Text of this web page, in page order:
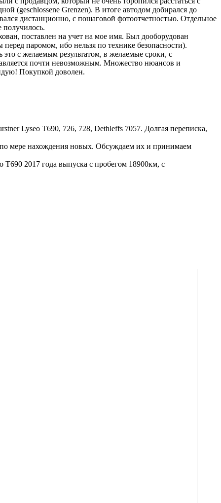
(geschlossene Grenzen). В итоге автодом добирался до
дистанционно, с пошаговой фотоотчетностью. Отдельное
поставлен на учет на мое имя. Был дооборудован
паромом, ибо нельзя по технике безопасности).
это с желаемым результатом, в желаемые сроки, с
почти невозможным. Множество нюансов и
Покупкой доволен.
Lyseo T690, 726, 728, Dethleffs 7057. Долгая переписка,
мере нахождения новых. Обсуждаем их и принимаем
T690 2017 года выпуска с пробегом 18900км, с